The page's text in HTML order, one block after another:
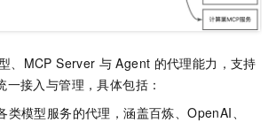
、MCP Server 与 Agent 的代理能力，支持
一接入与管理，具体包括：
类模型服务的代理，涵盖百炼、OpenAI、